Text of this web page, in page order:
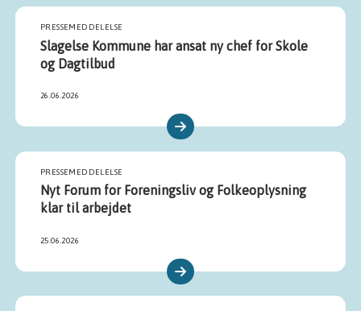
PRESSEMEDDELELSE
Slagelse Kommune har ansat ny chef for Skole
og Dagtilbud
26.06.2026
PRESSEMEDDELELSE
Nyt Forum for Foreningsliv og Folkeoplysning
klar til arbejdet
25.06.2026